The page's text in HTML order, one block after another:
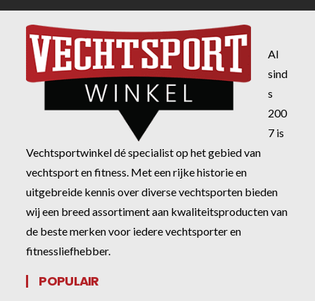
Al
sind
s
200
7 is
Vechtsportwinkel dé specialist op het gebied van
vechtsport en fitness. Met een rijke historie en
uitgebreide kennis over diverse vechtsporten bieden
wij een breed assortiment aan kwaliteitsproducten van
de beste merken voor iedere vechtsporter en
fitnessliefhebber.
POPULAIR